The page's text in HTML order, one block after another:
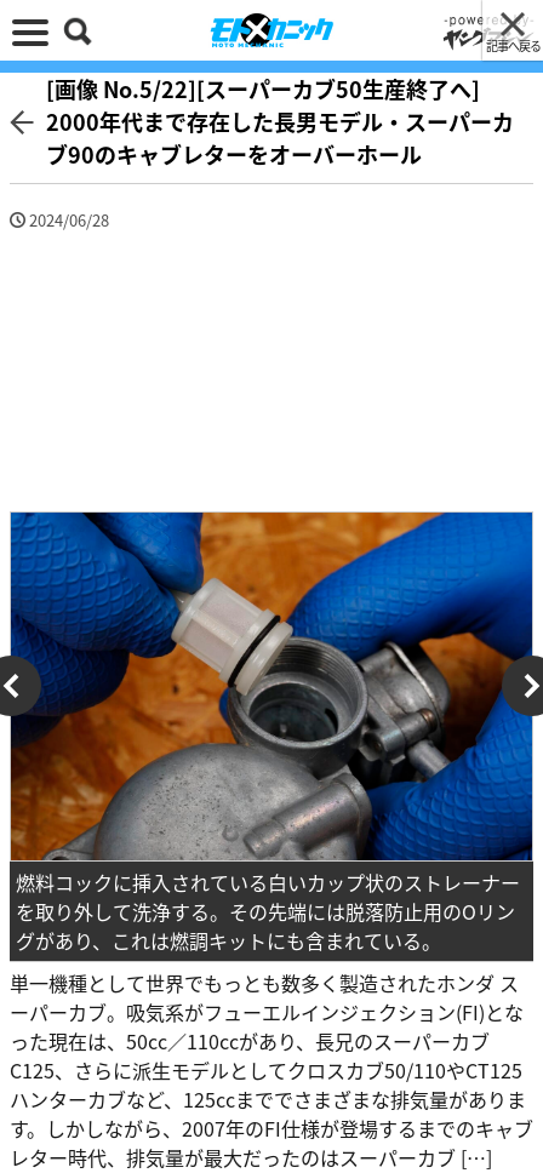
記事へ戻る
[画像 No.5/22][スーパーカブ50生産終了へ]
2000年代まで存在した長男モデル・スーパーカ
ブ90のキャブレターをオーバーホール
2024/06/28
燃料コックに挿入されている白いカップ状のストレーナー
を取り外して洗浄する。その先端には脱落防止用のOリン
グがあり、これは燃調キットにも含まれている。
単一機種として世界でもっとも数多く製造されたホンダ ス
ーパーカブ。吸気系がフューエルインジェクション(FI)とな
った現在は、50cc／110ccがあり、長兄のスーパーカブ
C125、さらに派生モデルとしてクロスカブ50/110やCT125
ハンターカブなど、125ccまででさまざまな排気量がありま
す。しかしながら、2007年のFI仕様が登場するまでのキャブ
レター時代、排気量が最大だったのはスーパーカブ […]